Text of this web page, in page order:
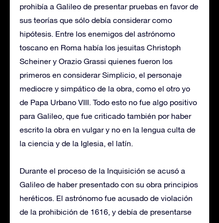
prohibía a Galileo de presentar pruebas en favor de
sus teorías que sólo debía considerar como
hipótesis. Entre los enemigos del astrónomo
toscano en Roma había los jesuitas Christoph
Scheiner y Orazio Grassi quienes fueron los
primeros en considerar Simplicio, el personaje
mediocre y simpático de la obra, como el otro yo
de Papa Urbano VIII. Todo esto no fue algo positivo
para Galileo, que fue criticado también por haber
escrito la obra en vulgar y no en la lengua culta de
la ciencia y de la Iglesia, el latín.
Durante el proceso de la Inquisición se acusó a
Galileo de haber presentado con su obra principios
heréticos. El astrónomo fue acusado de violación
de la prohibición de 1616, y debía de presentarse